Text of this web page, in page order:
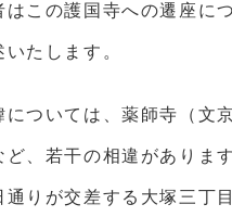
はこの護国寺への遷座に
たします。
については、薬師寺（文
ど、若干の相違がありま
通りが交差する大塚三丁